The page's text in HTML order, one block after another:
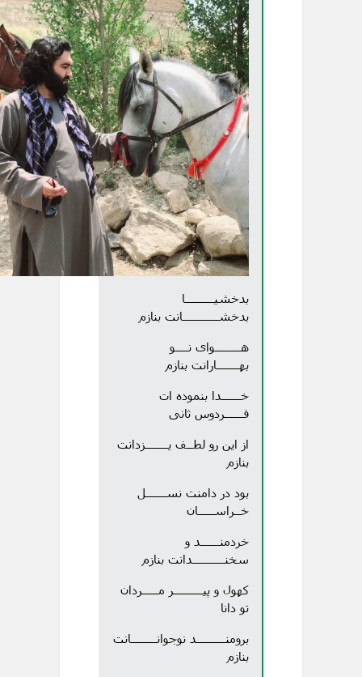
بدخشیـــــــــا
بدخشـــــــــــانت بنازم
هــــــــوای نــــو
بهـــــــارانت بنازم
خــــــدا بنموده ات
فــــــردوس ثانی
از این رو لطــف یـــــــزدانت
بنازم
بود در دامنت نســــــل
خــراســـــان
خردمنــــــد و
سخنــــــــــدانت بنازم
کهول و پیـــــــــر مـــــردان
تو دانا
برومنـــــــــد نوجوانــــــــانت
بنازم